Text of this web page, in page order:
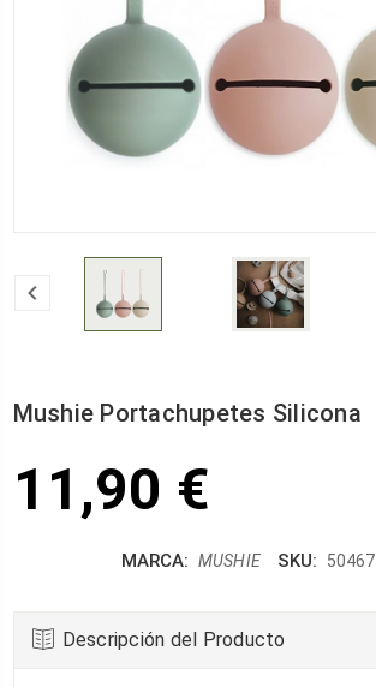
Mushie Portachupetes Silicona
11,90 €
MARCA: MUSHIE SKU: 50467
Descripción del Producto